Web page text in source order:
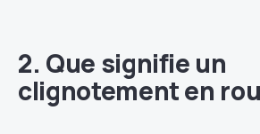
2. Que signifie un
clignotement en